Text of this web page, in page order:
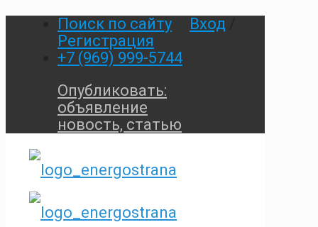
Поиск по сайту Вход
Регистрация
+7 (969) 999-5744
Опубликовать:
объявление
новость, статью